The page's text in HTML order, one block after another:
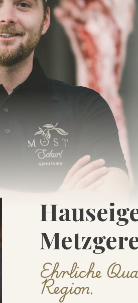
Ehrliche
Region.